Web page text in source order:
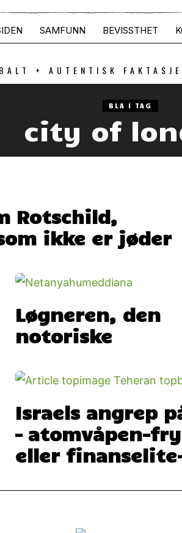
SAMFUNN BEVISSTHET
+ AUTENTISK
BLA I TAG
city of
Rotschild,
ikke er jøder
Løgneren, den
notoriske
Israels angrep
– atomvåpen-
eller